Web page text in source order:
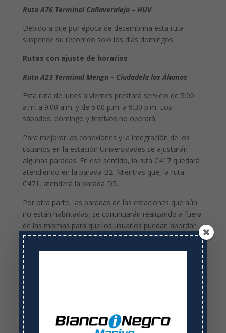
Ruta A76 Terminal Cañaveralejo – HUV
Debido a que por época de decembrina esta ruta
suspende su recorrido solo los días domingos.
Rutas con ajuste de horarios
Ruta A23 Terminal Menga – Ciudadela los Álamos
Esta ruta de lunes a viernes prestará servicio de 5:00
a.m. a 9:00 a.m. y de 5:00 p.m. a 9:30 p.m. Los
sábados, domingo y festivos no operará.
Para mejorar las conexiones y la integración de los
usuarios en la estación Universidades se ajustarán
algunas paradas. En ese sentido, la ruta C417 quedará
atendiendo en la parada B2. Mientras que, la ruta
C471, atenderá la parada D5.
Por otra parte, las paradas de las estaciones que aún
no están habilitadas, se continuarán realizando a fuera
de las mismas para que los usuarios puedan abordar
sus rutas.
Finalmente, los usuarios tienen como medios de pago
para acceder a los buses, estaciones y terminales del
masivo, además de la tarjeta MIO, las tarjetas débito,
crédito o prepago Visa sin contacto y credenciales
digitales, las cuales se suman también a las débito de
los bancos Bogotá y Bancolombia con funcionalidad
transporte.